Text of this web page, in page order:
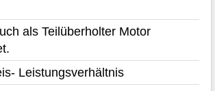
als Teilüberholter Motor
Leistungsverhältnis